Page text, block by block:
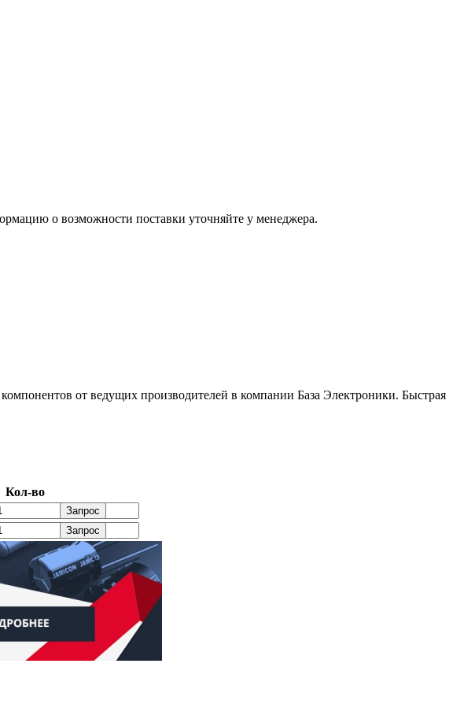
о возможности поставки уточняйте у менеджера.
от ведущих производителей в компании База Электроники. Быстрая
Кол-во
Запрос
Запрос